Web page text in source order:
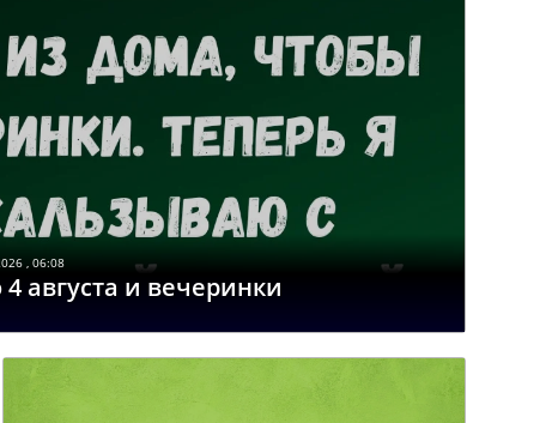
, 06:08
августа и вечеринки